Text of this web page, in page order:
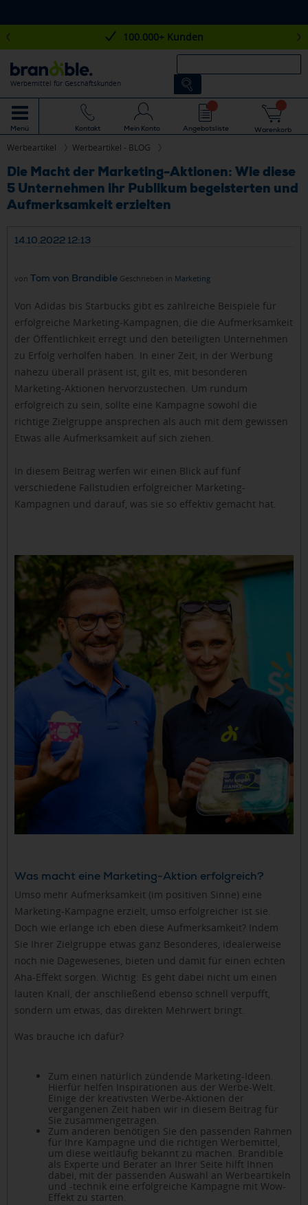
100.000+ Kunden
Werbemittel für Geschäftskunden
Menü Kontakt Mein Konto Angebotsliste Warenkorb
Werbeartikel Werbeartikel - BLOG
Die Macht der Marketing-Aktionen: Wie diese
5 Unternehmen ihr Publikum begeisterten und
Aufmerksamkeit erzielten
14.10.2022 12:13
von Tom von Brandible Geschrieben in Marketing
Von Adidas bis Starbucks gibt es zahlreiche Beispiele für
erfolgreiche Marketing-Kampagnen, die die Aufmerksamkeit
der Öffentlichkeit erregt und den beteiligten Unternehmen
zu Erfolg verholfen haben. In einer Zeit, in der Werbung
nahezu überall präsent ist, gilt es, mit besonderen
Marketing-Aktionen hervorzustechen. Um rundum
erfolgreich zu sein, sollte eine Kampagne sowohl die
richtige Zielgruppe ansprechen als auch mit dem gewissen
Etwas alle Aufmerksamkeit auf sich ziehen.
In diesem Beitrag werfen wir einen Blick auf fünf
verschiedene Fallstudien erfolgreicher Marketing-
Kampagnen und darauf, was sie so effektiv gemacht hat.
Was macht eine Marketing-Aktion erfolgreich?
Umso mehr Aufmerksamkeit (im positiven Sinne) eine
Marketing-Kampagne erzielt, umso erfolgreicher ist sie.
Doch wie erlange ich eben diese Aufmerksamkeit? Indem
Sie Ihrer Zielgruppe etwas ganz Besonderes, idealerweise
noch nie Dagewesenes, bieten und damit für einen echten
Aha-Effekt sorgen. Wichtig: Es geht dabei nicht um einen
lauten Knall, der anschließend ebenso schnell verpufft,
sondern um etwas, das direkten Mehrwert bringt.
Was brauche ich dafür?
Zum einen natürlich zündende Marketing-Ideen.
Hierfür helfen Inspirationen aus der Werbe-Welt.
Einige der kreativsten Werbe-Aktionen der
vergangenen Zeit haben wir in diesem Beitrag für
Sie zusammengetragen.
Zum anderen benötigen Sie den passenden Rahmen
für Ihre Kampagne und die richtigen Werbemittel,
um diese weitläufig bekannt zu machen. Brandible
als Experte und Berater an Ihrer Seite hilft Ihnen
dabei, mit der passenden Auswahl an Werbeartikeln
und -technik eine erfolgreiche Kampagne mit Wow-
Effekt zu starten.